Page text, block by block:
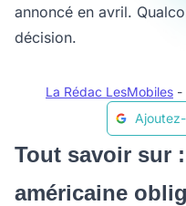
annoncé en avril.
décision.
La Rédac LesMobiles -
Tout savoir sur
américaine